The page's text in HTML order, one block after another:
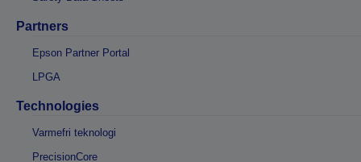
Partners
Epson Partner Portal
LPGA
Technologies
Varmefri teknologi
PrecisionCore